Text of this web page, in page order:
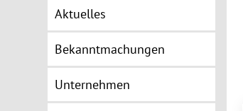
Aktuelles
Bekanntmachungen
Unternehmen